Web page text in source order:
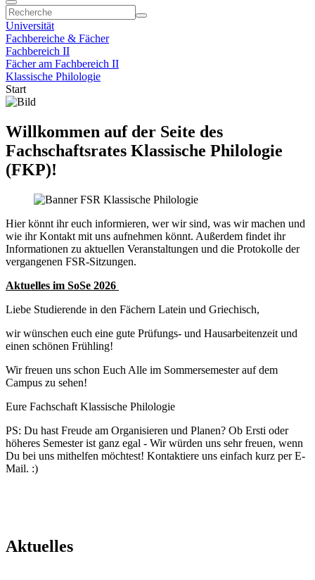
Universität
Fachbereiche & Fächer
Fachbereich II
Fächer am Fachbereich II
Klassische Philologie
Start
Willkommen auf der Seite des
Fachschaftsrates Klassische Philologie
(FKP)!
Hier könnt ihr euch informieren, wer wir sind, was wir machen und
wie ihr Kontakt mit uns aufnehmen könnt. Außerdem findet ihr
Informationen zu aktuellen Veranstaltungen und die Protokolle der
vergangenen FSR-Sitzungen.
Aktuelles im SoSe 2026
Liebe Studierende in den Fächern Latein und Griechisch,
wir wünschen euch eine gute Prüfungs- und Hausarbeitenzeit und
einen schönen Frühling!
Wir freuen uns schon Euch Alle im Sommersemester auf dem
Campus zu sehen!
Eure Fachschaft Klassische Philologie
PS: Du hast Freude am Organisieren und Planen? Ob Ersti oder
höheres Semester ist ganz egal - Wir würden uns sehr freuen, wenn
Du bei uns mithelfen möchtest! Kontaktiere uns einfach kurz per E-
Mail. :)
Aktuelles